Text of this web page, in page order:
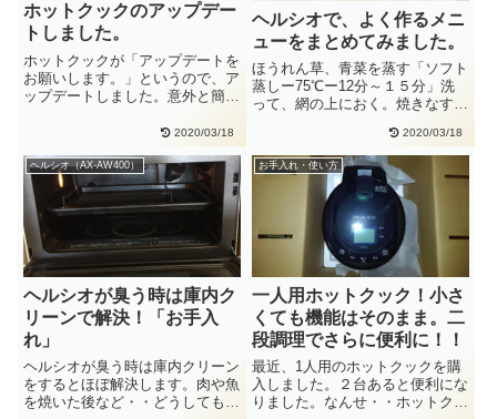
ホットクックのアップデー
トしました。
ホットクックが「アップデートを
お願いします。」というので、ア
ップデートしました。意外と簡単
2020/03/18
ヘルシオで、よく作るメニ
ューをまとめてみました。
ほうれん草、青菜を蒸す「ソフト
蒸しー75℃ー12分～１５分」洗
って、網の上におく。焼きなすメ
2020/03/18
ヘルシオ（AX-AW400）
ヘルシオが臭う時は庫内ク
リーンで解決！「お手入
れ」
ヘルシオが臭う時は庫内クリーン
をするとほぼ解決します。肉や魚
を焼いた後など・・どうしても庫
お手入れ・使い方
一人用ホットクック！小さ
くても機能はそのまま。二
段調理でさらに便利に！！
最近、1人用のホットクックを購
入しました。２台あると便利にな
りました。なんせ・・ホットクッ